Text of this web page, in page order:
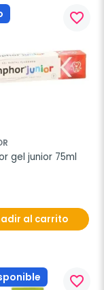
favorite_border
gel junior 75ml
al carrito
favorite_border